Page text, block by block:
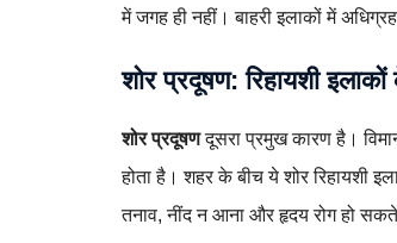
में जगह ही नहीं। बाहरी इलाकों में
शोर प्रदूषण: रिहायशी इलाकों
शोर प्रदूषणदूसरा प्रमुख कारण है।
होता है। शहर के बीच ये शोर रिहायशी
तनाव, नींद न आना और हृदय रोग हो